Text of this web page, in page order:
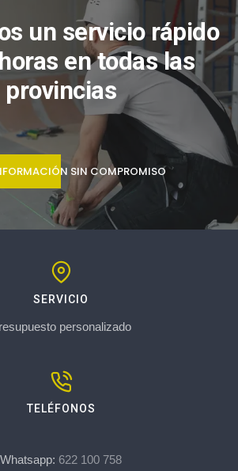
un servicio rápido
en todas las
provincias
SIN COMPROMISO
SERVICIO
personalizado
TELÉFONOS
Whatsapp: 622 100 758